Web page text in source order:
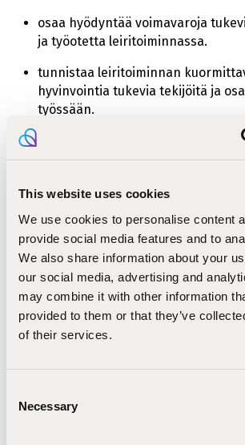
This website uses cookies
We use cookies to personalise content
provide social media features and to
We also share information about your
our social media, advertising and
may combine it with other information
provided to them or that they’ve
of their services.
Selection
Necessary
osaa hyödyntää voimavaroja
ja työotetta leiritoiminnassa.
tunnistaa leiritoiminnan
hyvinvointia tukevia tekijöitä ja
työssään.
Kohderyhmä
Diakonit ja diakonissat, Lastenohjaajat,
Nuorisotyönohjaajat, Papit,
Osallistumismaksu
270
Kustannusten lisätietoja
Osallistumismaksu ei sisällä
Täysihoitohinnat eriteltyinä: ohjelman
68 €, majoitus (sis. aamu. ja iltapalan)